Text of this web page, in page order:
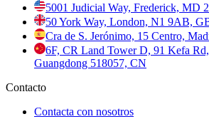
5001 Judicial Way, Frederick, MD
50 York Way, London, N1 9AB,
Cra de S. Jerónimo, 15 Centro,
6F, CR Land Tower D, 91 Kefa Rd,
Guangdong 518057, CN
Contacto
Contacta con nosotros